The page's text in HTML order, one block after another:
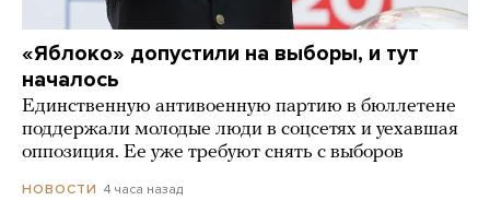
«Яблоко» допустили на выборы, и тут
началось
Единственную антивоенную партию в бюллетене
поддержали молодые люди в соцсетях и уехавшая
оппозиция. Ее уже требуют снять с выборов
НОВОСТИ 4 часа назад